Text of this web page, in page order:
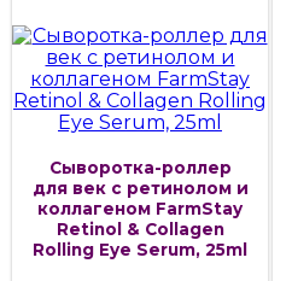
Cыворотка-роллер
для век с ретинолом и
коллагеном FarmStay
Retinol & Collagen
Rolling Eye Serum, 25ml